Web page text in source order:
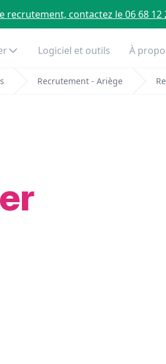
recrutement, contactez le 06 68 12
Logiciel et outils À
Recrutement - Ariège